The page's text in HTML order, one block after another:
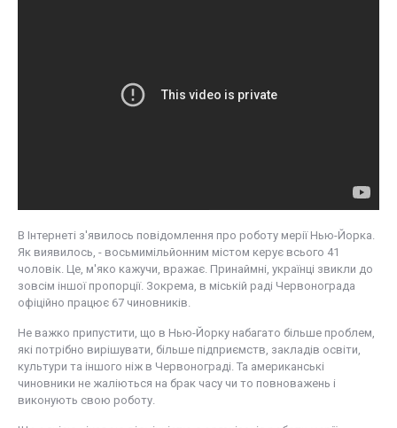
В Інтернеті з'явилось повідомлення про роботу мерії Нью-Йорка.
Як виявилось, - восьмимільйонним містом керує всього 41
чоловік. Це, м'яко кажучи, вражає. Принаймні, українці звикли до
зовсім іншої пропорції. Зокрема, в міській раді Червонограда
офіційно працює 67 чиновників.
Не важко припустити, що в Нью-Йорку набагато більше проблем,
які потрібно вирішувати, більше підприємств, закладів освіти,
культури та іншого ніж в Червонограді. Та американські
чиновники не жаліються на брак часу чи то повноважень і
виконують свою роботу.